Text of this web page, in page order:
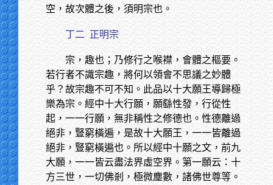
空，故次體之後，須明宗也。
丁二 正明宗
宗，趣也；乃修行之喉襟，會體之樞要。
若行者不識宗趣，將何以領會不思議之妙體
乎？故宗趣不可不知。此品以十大願王導歸極
樂為宗。經中十大行願，願繇性發，行從性
起，一一行願，無非稱性之修德也。性德離過
絕非，豎窮橫遍，是故十大願王，一一皆離過
絕非，豎窮橫遍也。所以經中十願之文，前九
大願，一一皆云盡法界虛空界。第一願云：十
方三世，一切佛剎，極微塵數，諸佛世尊等。